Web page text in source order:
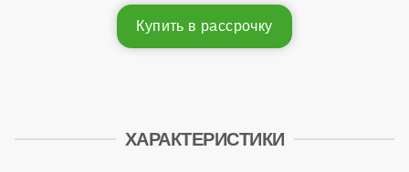
Купить в рассрочку
ХАРАКТЕРИСТИКИ